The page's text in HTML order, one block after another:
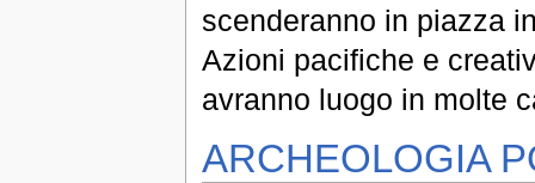
scenderanno in piazza
Azioni pacifiche e
avranno luogo in molte
ARCHEOLOGIA